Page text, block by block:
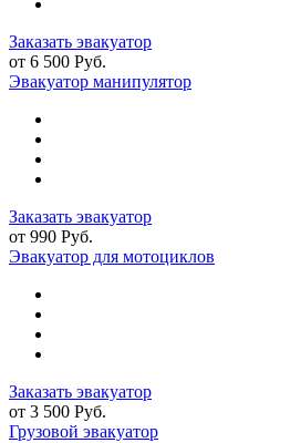
Заказать эвакуатор
от 6 500 Руб.
Эвакуатор манипулятор
Заказать эвакуатор
от 990 Руб.
Эвакуатор для мотоциклов
Заказать эвакуатор
от 3 500 Руб.
Грузовой эвакуатор